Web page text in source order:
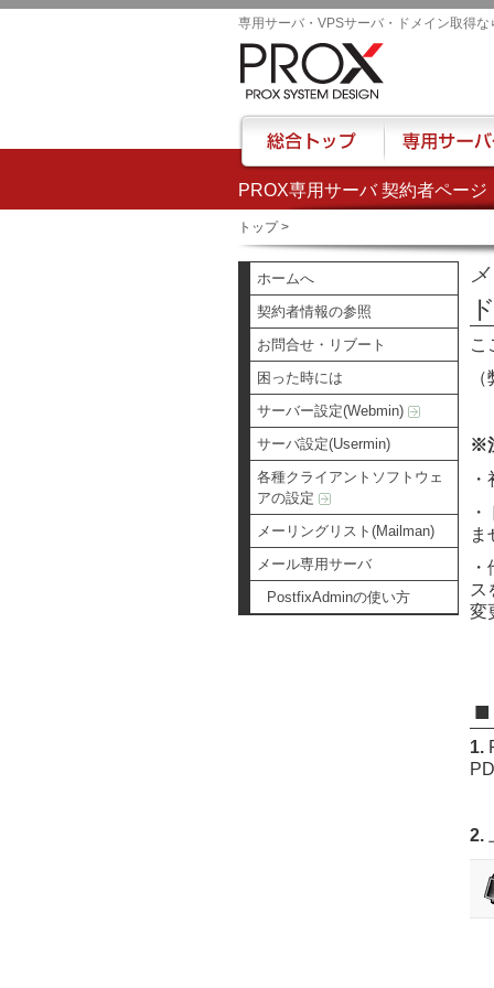
PROX専用サーバ 契約者ページ
専用サーバ・VPSサーバ・ドメイン取得
トップ>
ホームへ
契約者情報の参照
お問合せ・リブート
困った時には
サーバー設定(Webmin)
サーバ設定(Usermin)
各種クライアントソフトウェ
アの設定
メーリングリスト(Mailman)
メール専用サーバ
PostfixAdminの使い方
こ
※
ま
ス
変
1.
2.
総合トップ 専用サーバー